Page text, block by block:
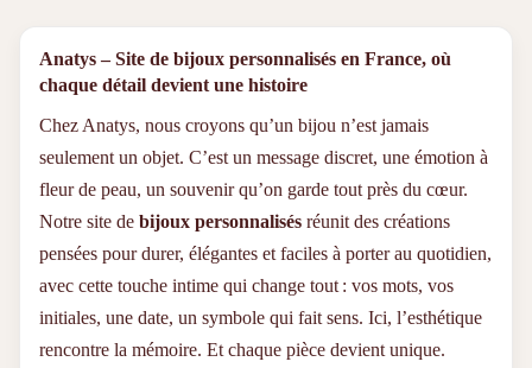
Tous nos bracelets sont conçus en acier inoxydable 316,
style, vous pouvez opter pour une finition argentée ou dorée
à l’or fin, classique ou rosée. Nos bijoux résistent à l’usure
quotidienne tout en gardant leur éclat, saison après saison.
Confortables, ajustables et faciles à porter, ils s’intègrent
parfaitement à votre quotidien.
Pourquoi Choisir un Bracelet ANATYS ?
Gravure personnalisée offerte
sur tous nos modèles,
réalisée avec finesse et durabilité.
Expédition rapideen 48h ou moins, dans un écrin
Anatys – Site de bijoux personnalisés en France, où
chaque détail devient une histoire
Chez Anatys, nous croyons qu’un bijou n’est jamais
seulement un objet. C’est un message discret, une émotion à
fleur de peau, un souvenir qu’on garde tout près du cœur.
Notre site de bijoux personnalisés réunit des créations
pensées pour durer, élégantes et faciles à porter au quotidien,
avec cette touche intime qui change tout : vos mots, vos
initiales, une date, un symbole qui fait sens. Ici, l’esthétique
rencontre la mémoire. Et chaque pièce devient unique.